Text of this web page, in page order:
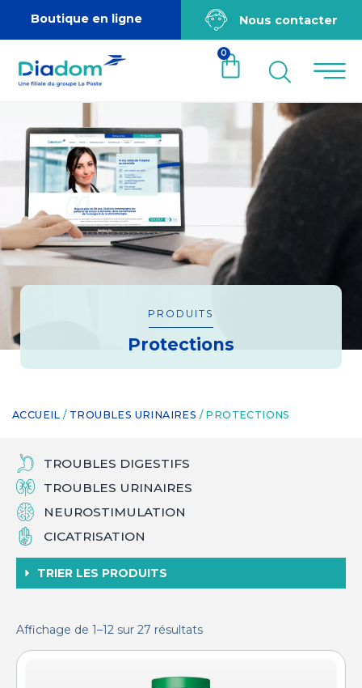
Boutique en ligne Nous contacter
0
PRODUITS
Protections
ACCUEIL / TROUBLES URINAIRES / PROTECTIONS
TROUBLES DIGESTIFS
TROUBLES URINAIRES
NEUROSTIMULATION
CICATRISATION
TRIER LES PRODUITS
Affichage de 1–12 sur 27 résultats